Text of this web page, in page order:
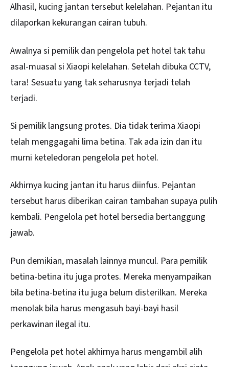
Alhasil, kucing jantan tersebut kelelahan. Pejantan itu
dilaporkan kekurangan cairan tubuh.
Awalnya si pemilik dan pengelola pet hotel tak tahu
asal-muasal si Xiaopi kelelahan. Setelah dibuka CCTV,
tara! Sesuatu yang tak seharusnya terjadi telah
terjadi.
Si pemilik langsung protes. Dia tidak terima Xiaopi
telah menggagahi lima betina. Tak ada izin dan itu
murni keteledoran pengelola pet hotel.
Akhirnya kucing jantan itu harus diinfus. Pejantan
tersebut harus diberikan cairan tambahan supaya pulih
kembali. Pengelola pet hotel bersedia bertanggung
jawab.
Pun demikian, masalah lainnya muncul. Para pemilik
betina-betina itu juga protes. Mereka menyampaikan
bila betina-betina itu juga belum disterilkan. Mereka
menolak bila harus mengasuh bayi-bayi hasil
perkawinan ilegal itu.
Pengelola pet hotel akhirnya harus mengambil alih